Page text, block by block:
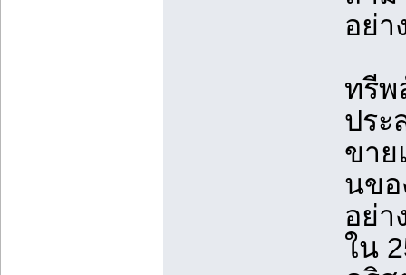
อย่า
ทรีพ
ประ
ขาย
นขอ
อย่า
ใน